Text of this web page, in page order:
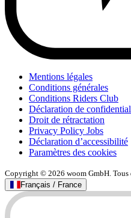
Mentions légales
Conditions générales
Conditions Riders Club
Déclaration de
Droit de rétractation
Privacy Policy Jobs
Déclaration d’accessibilité
Paramètres des cookies
Copyright © 2026 woom GmbH. Tous
Français / France